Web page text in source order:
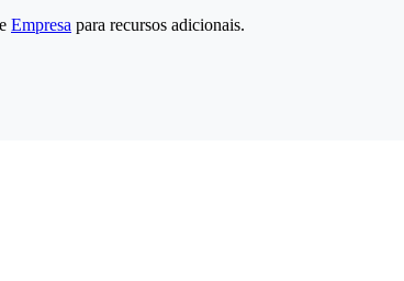
e Empresa para recursos adicionais.